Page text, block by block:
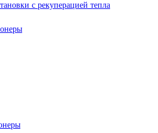
с рекуперацией тепла